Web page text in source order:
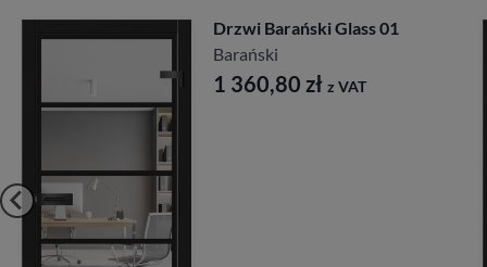
Drzwi Barański Glass 01
Barański
1 360,80 zł z VAT